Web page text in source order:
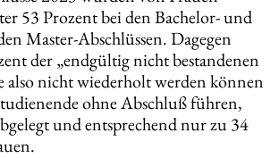
53 Prozent bei den Bachelor- und
Master-Abschlüssen. Dagegen
der „endgültig nicht bestandenen
also nicht wiederholt werden können
ohne Abschluß führen,
und entsprechend nur zu 34